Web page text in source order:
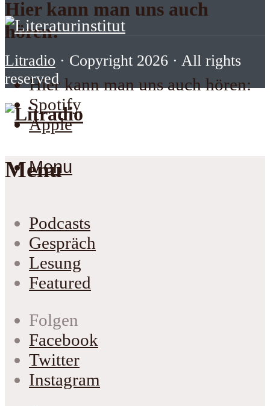
Hier kann man uns auch
hören:
Hier kann man uns auch hören:
Spotify
Apple
Menu
Litradio · Copyright 2026 · All rights
reserved
Menu
Podcasts
Gespräch
Lesung
Featured
Folgen
Facebook
Twitter
Instagram